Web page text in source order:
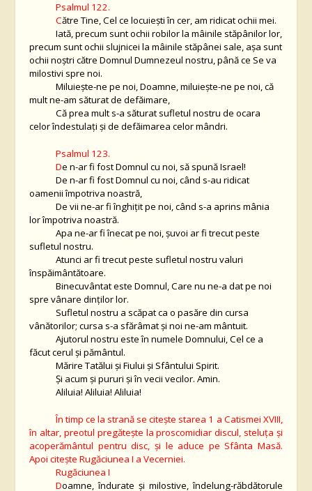
Psalmul 122.
Către Tine, Cel ce locuieşti în cer, am ridicat ochii mei.
Iată, precum sunt ochii robilor la mâinile stăpânilor lor,
precum sunt ochii slujnicei la mâinile stăpânei sale, aşa sunt
ochii noştri către Domnul Dumnezeul nostru, până ce Se va
milostivi spre noi.
Miluieşte-ne pe noi, Doamne, miluieşte-ne pe noi, că
mult ne-am săturat de defăimare,
Că prea mult s-a săturat sufletul nostru de ocara
celor îndestulaţi şi de defăimarea celor mândri.
Psalmul 123.
De n-ar fi fost Domnul cu noi, să spună Israel!
De n-ar fi fost Domnul cu noi, când s-au ridicat
oamenii împotriva noastră,
De vii ne-ar fi înghiţit pe noi, când s-a aprins mânia
lor împotriva noastră.
Apa ne-ar fi înecat pe noi, şuvoi ar fi trecut peste
sufletul nostru.
Atunci ar fi trecut peste sufletul nostru valuri
înspăimântătoare.
Binecuvântat este Domnul, Care nu ne-a dat pe noi
spre vânare dinţilor lor.
Sufletul nostru a scăpat ca o pasăre din cursa
vânătorilor; cursa s-a sfărâmat şi noi ne-am mântuit.
Ajutorul nostru este în numele Domnului, Cel ce a
făcut cerul şi pământul.
Mărire Tatălui şi Fiului şi Sfântului Spirit.
Şi acum şi pururi şi în vecii vecilor. Amin.
Aliluia! Aliluia! Aliluia!
În timp ce la strană se citeşte starea 1 a Catismei XVIII,
în altar, preotul pregăteşte la proscomidiar discul, steluţa şi
acoperământul pentru disc, şi le aduce pe Sfânta Masă.
Apoi citeşte Rugăciunea I a Vecerniei.
Rugăciunea I
Doamne, îndurate și milostive, îndelung-răbdătorule